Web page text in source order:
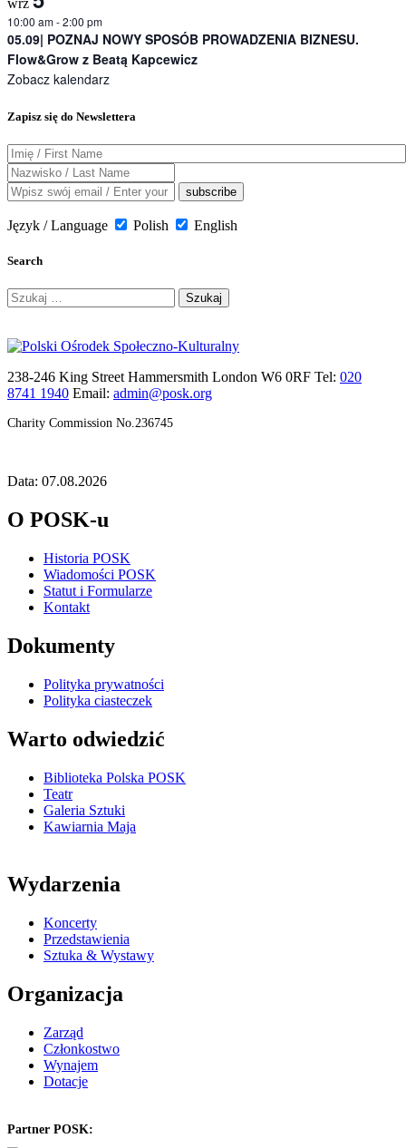
wrz
10:00 am-2:00 pm
05.09| POZNAJ NOWY SPOSÓB PROWADZENIA BIZNESU.
Flow&Grow z Beatą Kapcewicz
Zobacz kalendarz
Zapisz się do Newslettera
Język / Language Polish English
Search
Szukaj:
238-246 King Street Hammersmith London W6 0RF Tel: 020
8741 1940 Email: admin@posk.org
Charity Commission No.236745
Data: 07.08.2026
O POSK-u
Historia POSK
Wiadomości POSK
Statut i Formularze
Kontakt
Dokumenty
Polityka prywatności
Polityka ciasteczek
Warto odwiedzić
Biblioteka Polska POSK
Teatr
Galeria Sztuki
Kawiarnia Maja
Wydarzenia
Koncerty
Przedstawienia
Sztuka & Wystawy
Organizacja
Zarząd
Członkostwo
Wynajem
Dotacje
Partner POSK: